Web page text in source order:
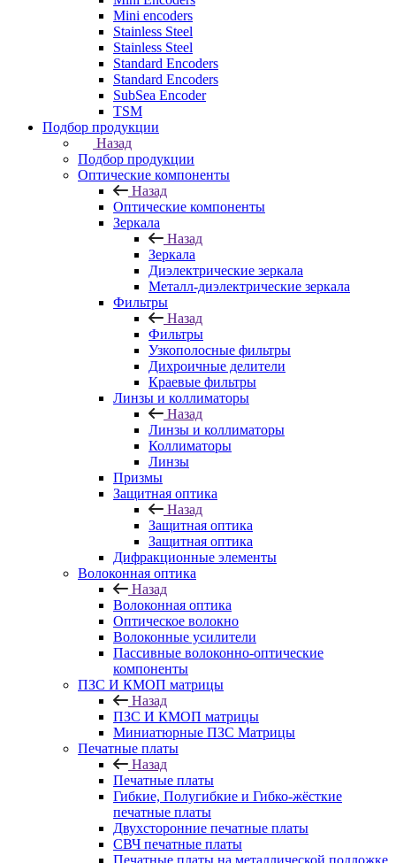
Mini encoders
Stainless Steel
Stainless Steel
Standard Encoders
Standard Encoders
SubSea Encoder
TSM
Подбор продукции
Назад
Подбор продукции
Оптические компоненты
Назад
Оптические компоненты
Зеркала
Назад
Зеркала
Диэлектрические зеркала
Металл-диэлектрические зеркала
Фильтры
Назад
Фильтры
Узкополосные фильтры
Дихроичные делители
Краевые фильтры
Линзы и коллиматоры
Назад
Линзы и коллиматоры
Коллиматоры
Линзы
Призмы
Защитная оптика
Назад
Защитная оптика
Защитная оптика
Дифракционные элементы
Волоконная оптика
Назад
Волоконная оптика
Оптическое волокно
Волоконные усилители
Пассивные волоконно-оптические
компоненты
ПЗС И КМОП матрицы
Назад
ПЗС И КМОП матрицы
Миниатюрные ПЗС Матрицы
Печатные платы
Назад
Печатные платы
Гибкие, Полугибкие и Гибко-жёсткие
печатные платы
Двухсторонние печатные платы
СВЧ печатные платы
Печатные платы на металлической подложке